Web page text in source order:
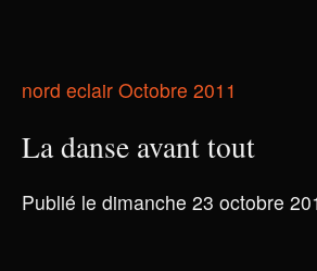
nord eclair Octobre 2011
La danse avant tout
Publié le dimanche 23 octobre